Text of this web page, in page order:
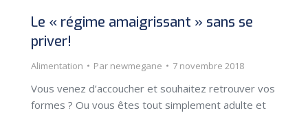
Le « régime amaigrissant » sans se
priver!
Alimentation Par newmegane 7 novembre 2018
Vous venez d’accoucher et souhaitez retrouver vos
formes ? Ou vous êtes tout simplement adulte et